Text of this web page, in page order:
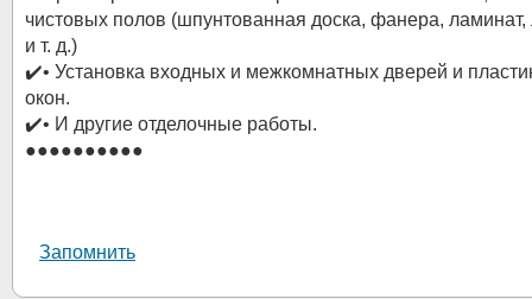
чистовых полов (шпунтованная доска, фанера,
и т. д.)
✔️• Установка входных и межкомнатных дверей и
окон.
✔️• И другие отделочные работы.
●●●●●●●●●●
Запомнить